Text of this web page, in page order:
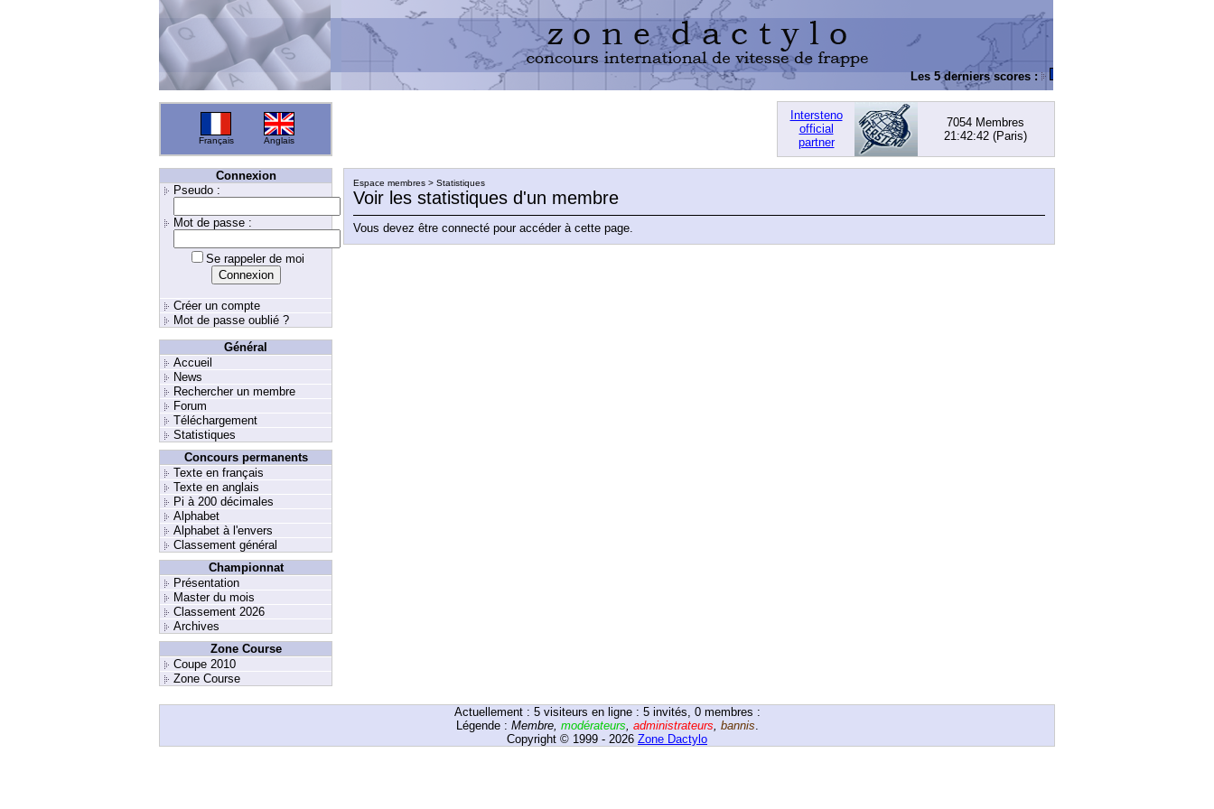
Les 5 derniers scores :
Français Anglais
Intersteno
official
partner
7054 Membres
21:42:42(Paris)
Connexion
Pseudo :
Mot de passe :
Se rappeler de moi
Créer un compte
Mot de passe oublié ?
Général
Accueil
News
Rechercher un membre
Forum
Téléchargement
Statistiques
Concours permanents
Texte en français
Texte en anglais
Pi à 200 décimales
Alphabet
Alphabet à l'envers
Classement général
Championnat
Présentation
Master du mois
Classement 2026
Archives
Zone Course
Coupe 2010
Zone Course
Espace membres > Statistiques
Voir les statistiques d'un membre
Vous devez être connecté pour accéder à cette page.
Actuellement : 5visiteurs en ligne : 5 invités, 0 membres :
Légende : Membre, modérateurs, administrateurs, bannis.
Copyright © 1999 - 2026 Zone Dactylo